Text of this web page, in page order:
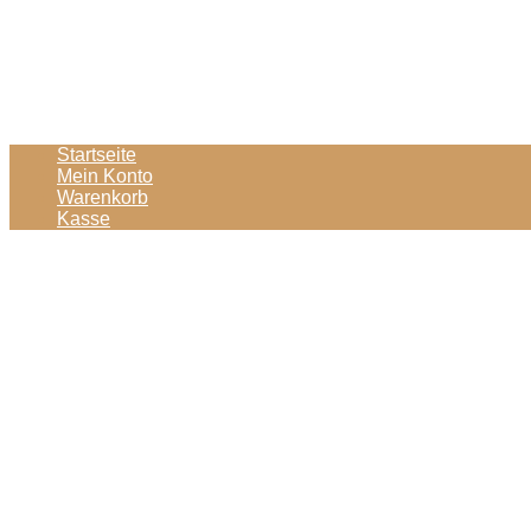
Startseite
Mein Konto
Warenkorb
Kasse